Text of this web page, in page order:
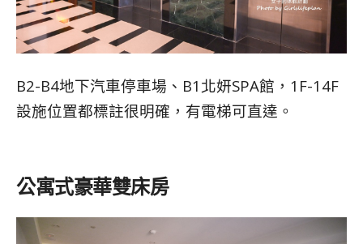
B2-B4地下汽車停車場、B1北妍SPA館，1F-14F
設施位置都標註很明確，有電梯可直達。
公寓式豪華雙床房